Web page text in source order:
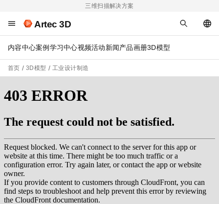
三维扫描解决方案
Artec 3D
内容中心案例 学习中心视频活动新闻产品画册3D模型
首页 3D模型 工业设计制造